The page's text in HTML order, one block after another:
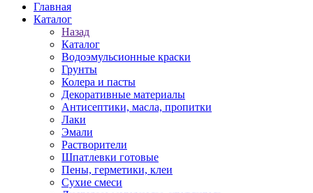
Главная
Каталог
Назад
Каталог
Водоэмульсионные краски
Грунты
Колера и пасты
Декоративные материалы
Антисептики, масла, пропитки
Лаки
Эмали
Растворители
Шпатлевки готовые
Пены, герметики, клеи
Сухие смеси